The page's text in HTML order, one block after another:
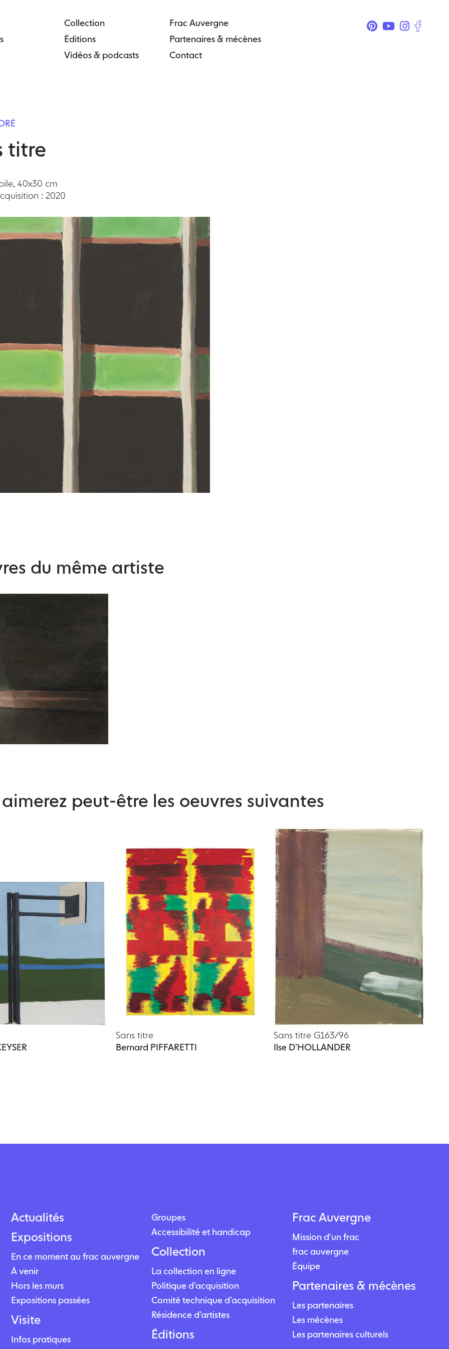
Collection
Éditions
Vidéos & podcasts
Frac Auvergne
Partenaires & mécènes
Contact
titre
40x30 cm
: 2020
du même artiste
peut-être les oeuvres suivantes
Sans titre
Bernard PIFFARETTI
Sans titre G163/96
Ilse D’HOLLANDER
Actualités
Expositions
En ce moment au frac auvergne
À venir
Hors les murs
Expositions passées
Visite
Infos pratiques
Groupes
Accessibilité et handicap
Collection
La collection en ligne
Politique d’acquisition
Comité technique d’acquisition
Résidence d’artistes
Éditions
Frac Auvergne
Mission d'un frac
frac auvergne
Équipe
Partenaires & mécènes
Les partenaires
Les mécènes
Les partenaires culturels